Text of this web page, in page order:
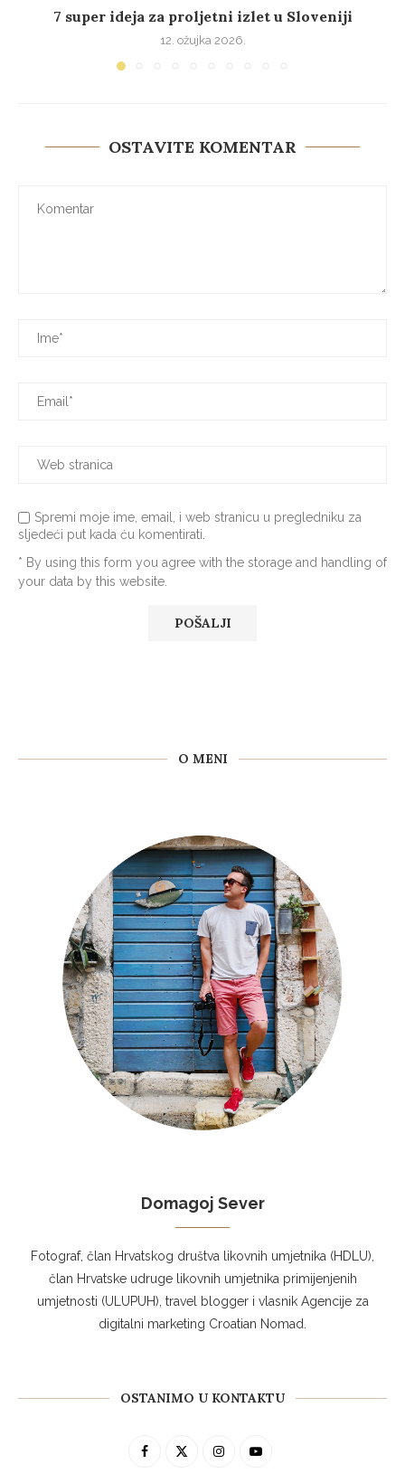
7 super ideja za proljetni izlet u Sloveniji
12. ožujka 2026.
OSTAVITE KOMENTAR
Spremi moje ime, email, i web stranicu u pregledniku za
sljedeći put kada ću komentirati.
* By using this form you agree with the storage and handling of
your data by this website.
O MENI
Domagoj Sever
Fotograf, član Hrvatskog društva likovnih umjetnika (HDLU),
član Hrvatske udruge likovnih umjetnika primijenjenih
umjetnosti (ULUPUH), travel blogger i vlasnik Agencije za
digitalni marketing Croatian Nomad.
OSTANIMO U KONTAKTU